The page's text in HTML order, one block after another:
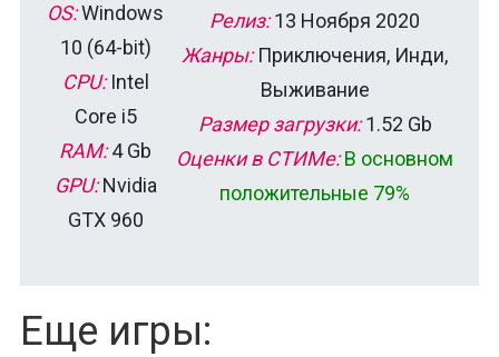
OS:Windows
10 (64-bit)
CPU:Intel
Core i5
RAM:4 Gb
GPU:Nvidia
GTX 960
Релиз:13 Ноября 2020
Жанры:Приключения, Инди,
Выживание
Размер загрузки:1.52 Gb
Оценки в СТИМе: В основном
положительные 79%
Еще игры: